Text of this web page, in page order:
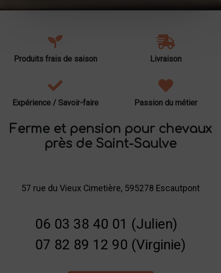
Produits frais de saison Livraison
Expérience / Savoir-faire Passion du métier
Ferme et pension pour chevaux
près de Saint-Saulve
57 rue du Vieux Cimetière, 595278 Escautpont
06 03 38 40 01 (Julien)
07 82 89 12 90 (Virginie)